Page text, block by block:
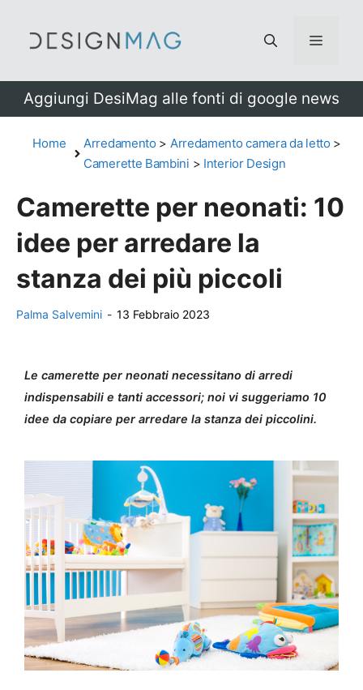
Menu
Aggiungi DesiMag alle fonti di google news
Home Arredamento > Arredamento camera da letto >
Camerette Bambini > Interior Design
Camerette per neonati: 10
idee per arredare la
stanza dei più piccoli
Palma Salvemini - 13 Febbraio 2023
Le camerette per neonati necessitano di arredi
indispensabili e tanti accessori; noi vi suggeriamo 10
idee da copiare per arredare la stanza dei piccolini.